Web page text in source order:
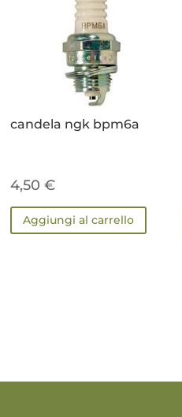
candela ngk bpm6a
4,50€
Aggiungi al carrello